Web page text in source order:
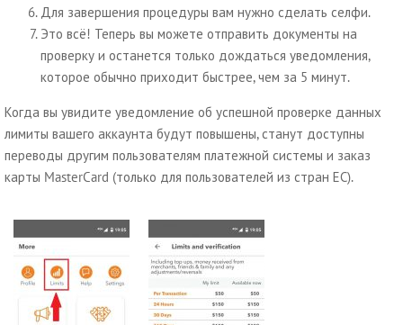
Для завершения процедуры вам нужно сделать селфи.
Это всё! Теперь вы можете отправить документы на
проверку и останется только дождаться уведомления,
которое обычно приходит быстрее, чем за 5 минут.
Когда вы увидите уведомление об успешной проверке данных
лимиты вашего аккаунта будут повышены, станут доступны
переводы другим пользователям платежной системы и заказ
карты MasterCard (только для пользователей из стран ЕС).